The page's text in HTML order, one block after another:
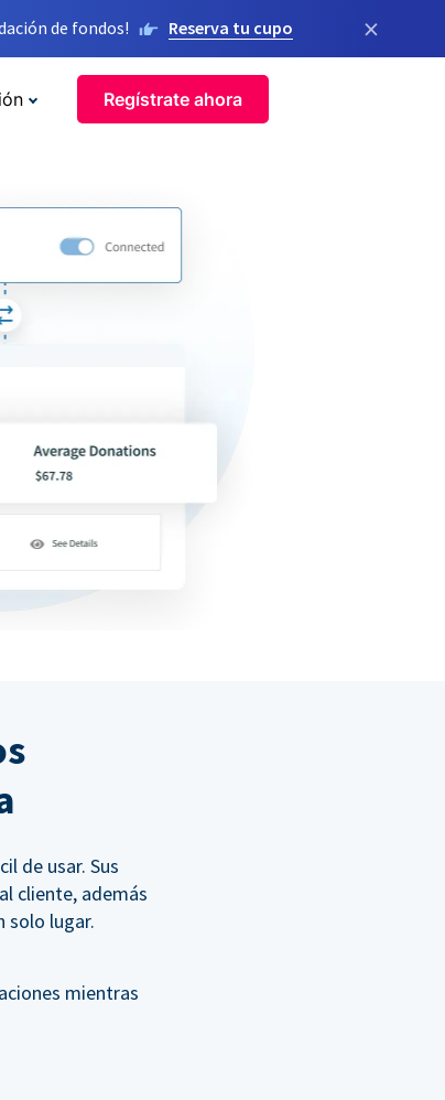
de fondos! Reserva tu cupo ×
Regístrate ahora
de usar. Sus
cliente, además
solo lugar.
mientras